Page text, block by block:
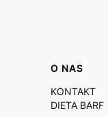
O NAS
KONTAKT
DIETA BARF